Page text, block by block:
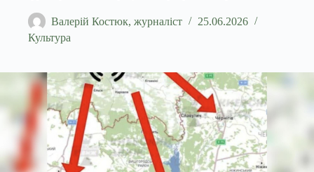
Валерій Костюк, журналіст
25.06.2026
Культура